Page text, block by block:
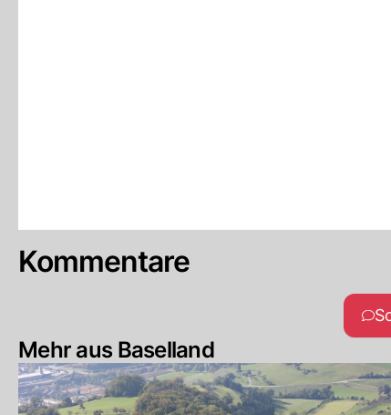
Kommentare
Mehr aus Baselland